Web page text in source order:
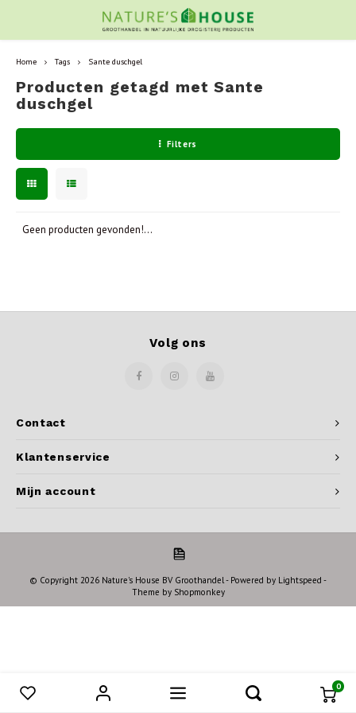
0
Home Tags Sante duschgel
Producten getagd met Sante
duschgel
Filters
Geen producten gevonden!...
Contact
Volg ons
Klantenservice
Mijn account
© Copyright 2026 Nature's House BV Groothandel - Powered by Lightspeed -
Theme by Shopmonkey
Vergelijk producten 0